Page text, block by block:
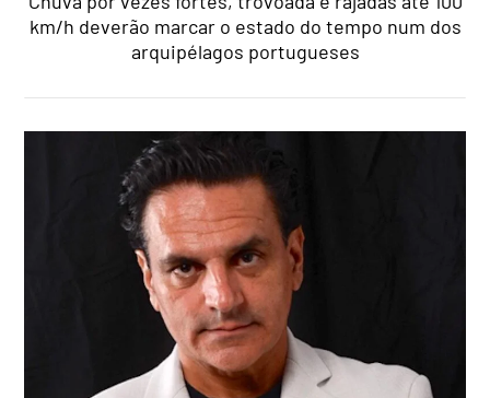
km/h deverão marcar o estado do tempo num dos
arquipélagos portugueses